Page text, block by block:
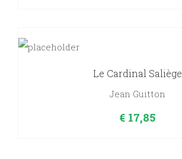
Le Cardinal Saliège
Jean Guitton
€ 17,85